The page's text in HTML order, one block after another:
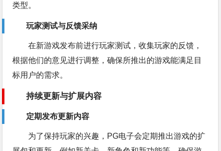
类型。
玩家测试与反馈采纳
在新游戏发布前进行玩家测试，收集玩家的反馈，
根据他们的意见进行调整，确保所推出的游戏能满足目
标用户的需求。
持续更新与扩展内容
定期发布更新内容
为了保持玩家的兴趣，PG电子会定期推出游戏的扩